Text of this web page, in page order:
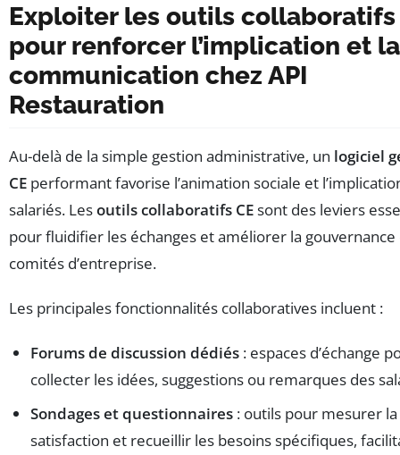
Exploiter les outils collaboratifs
pour renforcer l’implication et la
communication chez API
Restauration
Au-delà de la simple gestion administrative, un logiciel
CE performant favorise l’animation sociale et
salariés. Lesoutils collaboratifs CEsont des leviers
pour fluidifier les échanges et améliorer la gouvernance
comités d’entreprise.
Les principales fonctionnalités collaboratives incluent :
Forums de discussion dédiés : espaces d’échange
collecter les idées, suggestions ou remarques des
Sondages et questionnaires : outils pour mesurer la
satisfaction et recueillir les besoins spécifiques,